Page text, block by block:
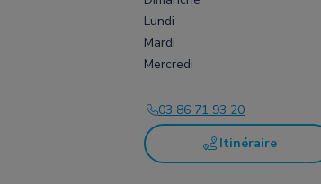
Lundi
Mardi
Mercredi
03 86 71 93 20
Itinéraire